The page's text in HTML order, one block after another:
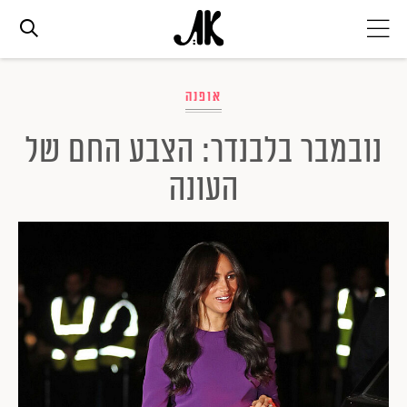
אג׳נדה
אופנה
ביוטי
סלבס
ערוצים נוספים
המגזין
אופנה
נובמבר בלבנדר: הצבע החם של
העונה